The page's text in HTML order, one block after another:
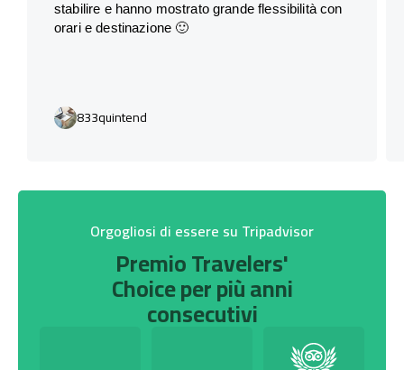
stabilire e hanno mostrato grande flessibilità con
orari e destinazione 🙂
833quintend
Orgogliosi di essere su Tripadvisor
Premio Travelers'
Choice per più anni
consecutivi